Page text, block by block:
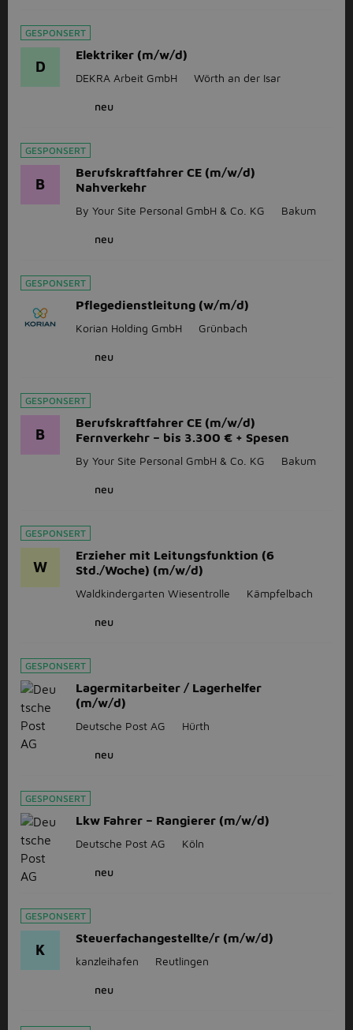
GESPONSERT
D
Elektriker (m/w/d)
DEKRA Arbeit GmbH Wörth an der Isar
neu
GESPONSERT
B
Berufskraftfahrer CE (m/w/d)
Nahverkehr
By Your Site Personal GmbH & Co. KG Bakum
neu
GESPONSERT
Pflegedienstleitung (w/m/d)
Korian Holding GmbH Grünbach
neu
GESPONSERT
B
Berufskraftfahrer CE (m/w/d)
Fernverkehr – bis 3.300 € + Spesen
By Your Site Personal GmbH & Co. KG Bakum
neu
GESPONSERT
W
Erzieher mit Leitungsfunktion (6
Std./Woche) (m/w/d)
Waldkindergarten Wiesentrolle Kämpfelbach
neu
GESPONSERT
Lagermitarbeiter / Lagerhelfer
(m/w/d)
Deutsche Post AG Hürth
neu
GESPONSERT
Lkw Fahrer – Rangierer (m/w/d)
Deutsche Post AG Köln
neu
GESPONSERT
K
Steuerfachangestellte/r (m/w/d)
kanzleihafen Reutlingen
neu